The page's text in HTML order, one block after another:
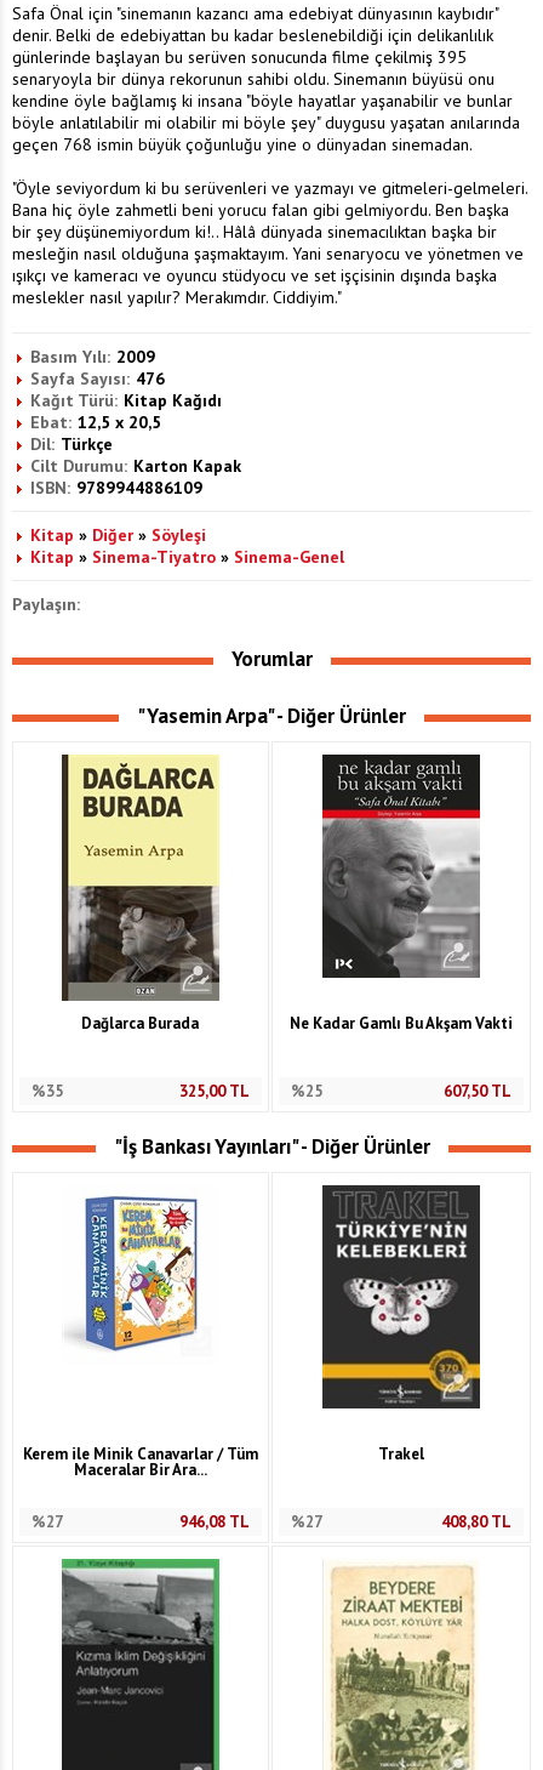
Safa Önal için "sinemanın kazancı ama edebiyat dünyasının kaybıdır"
denir. Belki de edebiyattan bu kadar beslenebildiği için delikanlılık
günlerinde başlayan bu serüven sonucunda filme çekilmiş 395
senaryoyla bir dünya rekorunun sahibi oldu. Sinemanın büyüsü onu
kendine öyle bağlamış ki insana "böyle hayatlar yaşanabilir ve bunlar
böyle anlatılabilir mi olabilir mi böyle şey" duygusu yaşatan anılarında
geçen 768 ismin büyük çoğunluğu yine o dünyadan sinemadan.
"Öyle seviyordum ki bu serüvenleri ve yazmayı ve gitmeleri-gelmeleri.
Bana hiç öyle zahmetli beni yorucu falan gibi gelmiyordu. Ben başka
bir şey düşünemiyordum ki!.. Hâlâ dünyada sinemacılıktan başka bir
mesleğin nasıl olduğuna şaşmaktayım. Yani senaryocu ve yönetmen ve
ışıkçı ve kameracı ve oyuncu stüdyocu ve set işçisinin dışında başka
meslekler nasıl yapılır? Merakımdır. Ciddiyim."
Basım Yılı: 2009
Sayfa Sayısı: 476
Kağıt Türü: Kitap Kağıdı
Ebat: 12,5 x 20,5
Dil: Türkçe
Cilt Durumu: Karton Kapak
ISBN: 9789944886109
Kitap » Diğer » Söyleşi
Kitap » Sinema-Tiyatro » Sinema-Genel
Paylaşın:
Yorumlar
"Yasemin Arpa" - Diğer Ürünler
Dağlarca Burada
%35 325,00TL
Ne Kadar Gamlı Bu Akşam Vakti
%25 607,50TL
"İş Bankası Yayınları" - Diğer Ürünler
Kerem ile Minik Canavarlar / Tüm
Maceralar Bir Ara...
%27 946,08TL
Trakel
%27 408,80TL